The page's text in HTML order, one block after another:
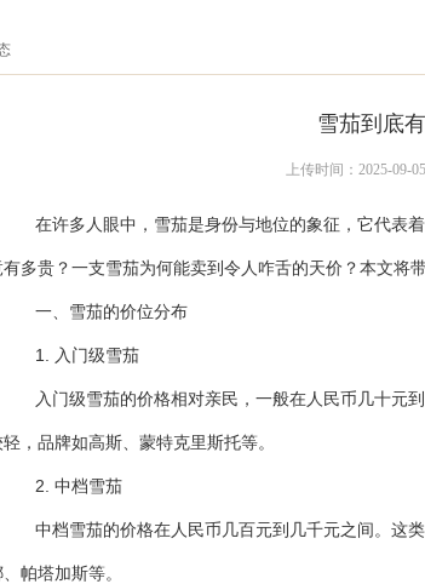
雪茄到底
上传时间：2025-09-
在许多人眼中，雪茄是身份与地位的象征，它代表
有多贵？一支雪茄为何能卖到令人咋舌的天价？本文将
一、雪茄的价位分布
1. 入门级雪茄
入门级雪茄的价格相对亲民，一般在人民币几十元
，品牌如高斯、蒙特克里斯托等。
2. 中档雪茄
中档雪茄的价格在人民币几百元到几千元之间。这
帕塔加斯等。